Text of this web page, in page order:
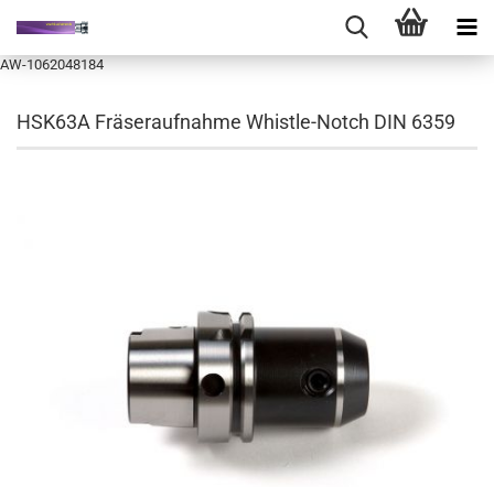
AW-1062048184
HSK63A Fräseraufnahme Whistle-Notch DIN 6359